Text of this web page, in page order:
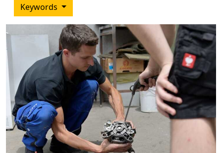
Keywords